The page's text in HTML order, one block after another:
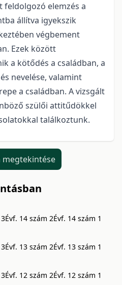
feldolgozó elemzés a
állítva igyekszik
végbement
Ezek között
a kötődés a családban, a
nevelése, valamint
a családban. A vizsgált
szülői attitűdökkel
találkoztunk.
megtekintése
Évf. 14 szám 2Évf. 14 szám 1
Évf. 13 szám 2Évf. 13 szám 1
Évf. 12 szám 2Évf. 12 szám 1